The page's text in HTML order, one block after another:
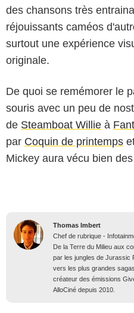
des chansons très
réjouissants caméos
surtout une expérience
originale.
De quoi se remémorer le
souris avec un peu de
de Steamboat Willie à
par Coquin de printemps
Mickey aura vécu bien
Thomas Imbert
Chef de rubrique -
De la Terre du Milieu aux
par les jungles de Jurassic
vers les plus grandes
créateur des émissions
AlloCiné depuis 2010.